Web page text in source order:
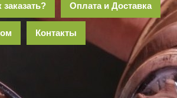
заказать? Оплата и Доставка
Контакты